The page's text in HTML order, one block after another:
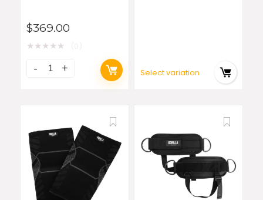
$369.00
★★★★★
Select variation